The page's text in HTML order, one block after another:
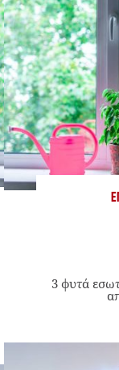
3 φυτά